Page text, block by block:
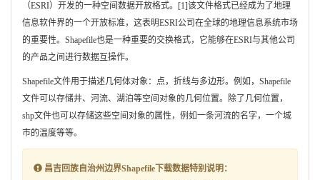
（ESRI）开发的一种空间数据开放格式。[1]该文件格式已经成为了地理
信息软件界的一个开放标准，这表明ESRI公司在全球的地理信息系统市场
的重要性。Shapefile也是一种重要的交换格式，它能够在ESRI与其他公司
的产品之间进行数据互操作。
Shapefile文件用于描述几何体对象：点，折线与多边形。例如，Shapefile
文件可以存储井、河流、湖泊等空间对象的几何位置。除了几何位置，
shp文件也可以存储这些空间对象的属性，例如一条河流的名字，一个城
市的温度等等。
昌吉回族自治州边界Shapefile下载数据特别说明：